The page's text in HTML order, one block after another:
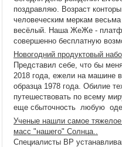
поздравляю. Возраст
человеческим меркам
весёлый. Наша ЖеЖе -
совершенно бесплатную
Новогодний продуктовый
Представил себе, что бы
2018 года, ежели на машине
образца 1978 года. Обилие
путешествовать по всему
еще сбыточность любую
Ученые нашли самое
масс "нашего" Солнца..
Специалисты BP